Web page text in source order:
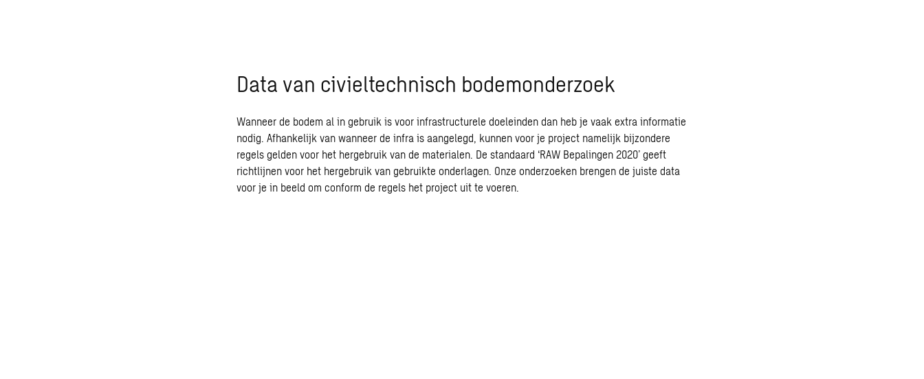
Data van civieltechnisch bodemonderzoek
Wanneer de bodem al in gebruik is voor infrastructurele doeleinden dan heb je vaak extra informatie
nodig. Afhankelijk van wanneer de infra is aangelegd, kunnen voor je project namelijk bijzondere
regels gelden voor het hergebruik van de materialen. De standaard ‘RAW Bepalingen 2020’ geeft
richtlijnen voor het hergebruik van gebruikte onderlagen. Onze onderzoeken brengen de juiste data
voor je in beeld om conform de regels het project uit te voeren.